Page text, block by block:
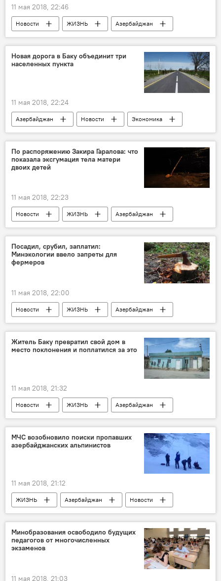
11 мая 2018, 22:46
Новости ЖИЗНЬ
Азербайджан
Происшествия
Новая дорога в Баку объединит три
населенных пункта
11 мая 2018, 22:24
Азербайджан Новости Экономика
По распоряжению Закира Гаралова: что
показала эксгумация тела матери
двоих детей
11 мая 2018, 22:23
Новости ЖИЗНЬ
Азербайджан
Происшествия
Посадил, срубил, заплатил:
Минэкологии ввело запреты для
фермеров
11 мая 2018, 22:00
Новости ЖИЗНЬ Азербайджан
Житель Баку превратил свой дом в
место поклонения и поплатился за это
11 мая 2018, 21:32
Новости ЖИЗНЬ
Азербайджан
Происшествия
МЧС возобновило поиски пропавших
азербайджанских альпинистов
11 мая 2018, 21:12
ЖИЗНЬ Азербайджан
Новости
Трагедия с азербайджанскими альпинистами
Минобразования освободило будущих
педагогов от многочисленных
экзаменов
11 мая 2018, 21:03